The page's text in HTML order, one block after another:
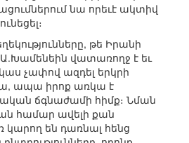
նա որեւէ ակտիվ
թե Իրանի
վատառողջ է եւ
չափով ազդել երկրի
ապա իրոք առկա է
ճգնաժամի հիմք։ Նման
համար ավելի քան
են դառնալ հենց